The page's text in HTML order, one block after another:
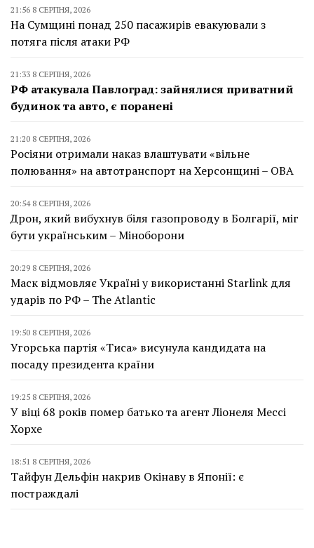
21:56 8 СЕРПНЯ, 2026
На Сумщині понад 250 пасажирів евакуювали з
потяга після атаки РФ
21:33 8 СЕРПНЯ, 2026
РФ атакувала Павлоград: зайнялися приватний
будинок та авто, є поранені
21:20 8 СЕРПНЯ, 2026
Росіяни отримали наказ влаштувати «вільне
полювання» на автотранспорт на Херсонщині – ОВА
20:54 8 СЕРПНЯ, 2026
Дрон, який вибухнув біля газопроводу в Болгарії, міг
бути українським – Міноборони
20:29 8 СЕРПНЯ, 2026
Маск відмовляє Україні у використанні Starlink для
ударів по РФ – The Atlantic
19:50 8 СЕРПНЯ, 2026
Угорська партія «Тиса» висунула кандидата на
посаду президента країни
19:25 8 СЕРПНЯ, 2026
У віці 68 років помер батько та агент Ліонеля Мессі
Хорхе
18:51 8 СЕРПНЯ, 2026
Тайфун Дельфін накрив Окінаву в Японії: є
постраждалі